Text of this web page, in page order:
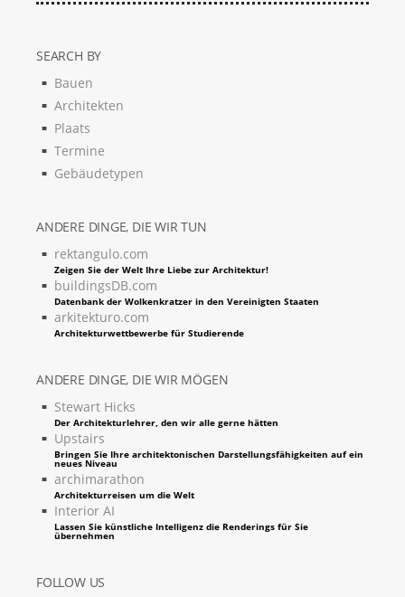
SEARCH BY
Bauen
Architekten
Plaats
Termine
Gebäudetypen
ANDERE DINGE, DIE WIR TUN
rektangulo.com
Zeigen Sie der Welt Ihre Liebe zur Architektur!
buildingsDB.com
Datenbank der Wolkenkratzer in den Vereinigten Staaten
arkitekturo.com
Architekturwettbewerbe für Studierende
ANDERE DINGE, DIE WIR MÖGEN
Stewart Hicks
Der Architekturlehrer, den wir alle gerne hätten
Upstairs
Bringen Sie Ihre architektonischen Darstellungsfähigkeiten auf ein
neues Niveau
archimarathon
Architekturreisen um die Welt
Interior AI
Lassen Sie künstliche Intelligenz die Renderings für Sie
übernehmen
FOLLOW US